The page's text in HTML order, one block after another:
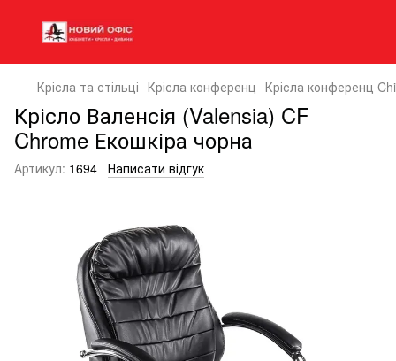
Крісла та стільці Крісла конференц Крісла конференц
Крісло Валенсія (Valensia) CF
Chrome Екошкіра чорна
Артикул: 1694 Написати відгук